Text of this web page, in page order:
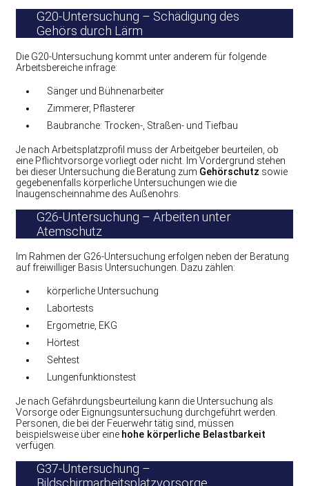
G20-Untersuchung – Schädigung des
Gehörs durch Lärm
Die G20-Untersuchung kommt unter anderem für folgende
Arbeitsbereiche infrage:
Sänger und Bühnenarbeiter
Zimmerer, Pflasterer
Baubranche: Trocken-, Straßen- und Tiefbau
Je nach Arbeitsplatzprofil muss der Arbeitgeber beurteilen, ob
eine Pflichtvorsorge vorliegt oder nicht. Im Vordergrund stehen
bei dieser Untersuchung die Beratung zum Gehörschutz sowie
gegebenenfalls körperliche Untersuchungen wie die
Inaugenscheinnahme des Außenohrs.
G26-Untersuchung – Arbeiten unter
Atemschutz
Im Rahmen der G26-Untersuchung erfolgen neben der Beratung
auf freiwilliger Basis Untersuchungen. Dazu zählen:
körperliche Untersuchung
Labortests
Ergometrie, EKG
Hörtest
Sehtest
Lungenfunktionstest
Je nach Gefährdungsbeurteilung kann die Untersuchung als
Vorsorge oder Eignungsuntersuchung durchgeführt werden.
Personen, die bei der Feuerwehr tätig sind, müssen
beispielsweise über eine hohe körperliche Belastbarkeit
verfügen.
G37-Untersuchung –